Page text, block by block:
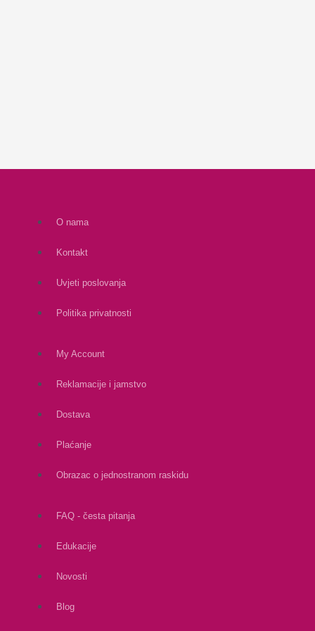
O nama
Kontakt
Uvjeti poslovanja
Politika privatnosti
My Account
Reklamacije i jamstvo
Dostava
Plaćanje
Obrazac o jednostranom raskidu
FAQ - česta pitanja
Edukacije
Novosti
Blog